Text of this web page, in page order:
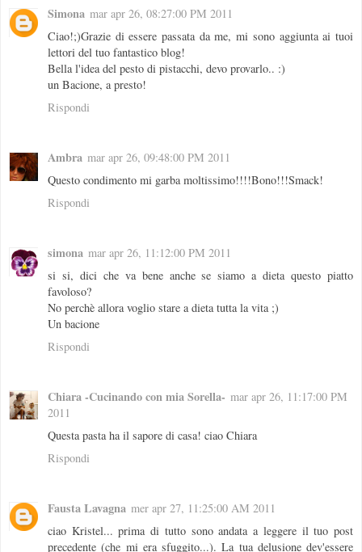
Simona mar apr 26, 08:27:00 PM 2011
Ciao!;)Grazie di essere passata da me, mi sono aggiunta ai tuoi
lettori del tuo fantastico blog!
Bella l'idea del pesto di pistacchi, devo provarlo.. :)
un Bacione, a presto!
Rispondi
Ambra mar apr 26, 09:48:00 PM 2011
Questo condimento mi garba moltissimo!!!!Bono!!!Smack!
Rispondi
simona mar apr 26, 11:12:00 PM 2011
si si, dici che va bene anche se siamo a dieta questo piatto
favoloso?
No perchè allora voglio stare a dieta tutta la vita ;)
Un bacione
Rispondi
Chiara -Cucinando con mia Sorella- mar apr 26, 11:17:00 PM
2011
Questa pasta ha il sapore di casa! ciao Chiara
Rispondi
Fausta Lavagna mer apr 27, 11:25:00 AM 2011
ciao Kristel... prima di tutto sono andata a leggere il tuo post
precedente (che mi era sfuggito...). La tua delusione dev'essere